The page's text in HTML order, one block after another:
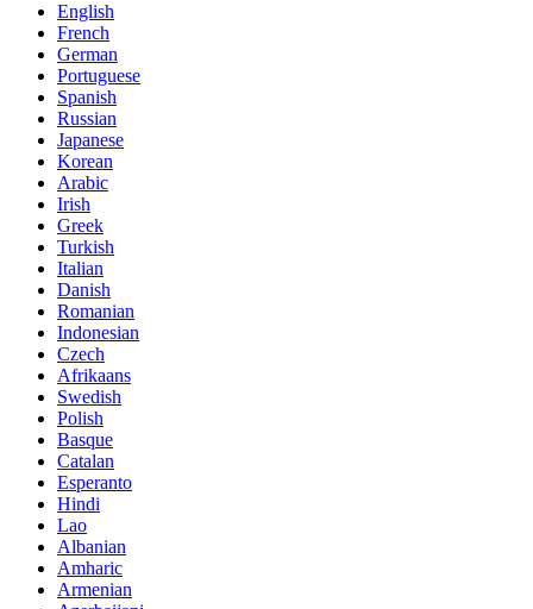
English
French
German
Portuguese
Spanish
Russian
Japanese
Korean
Arabic
Irish
Greek
Turkish
Italian
Danish
Romanian
Indonesian
Czech
Afrikaans
Swedish
Polish
Basque
Catalan
Esperanto
Hindi
Lao
Albanian
Amharic
Armenian